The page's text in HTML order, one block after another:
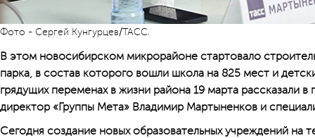
Фото - Сергей Кунгурцев/ТАСС.
В этом новосибирском микрорайоне стартовало
парка, в состав которого вошли школа на 825 мест и
грядущих переменах в жизни района 19 марта рассказали
директор «Группы Мета» Владимир Мартыненков и
Сегодня создание новых образовательных учреждений на